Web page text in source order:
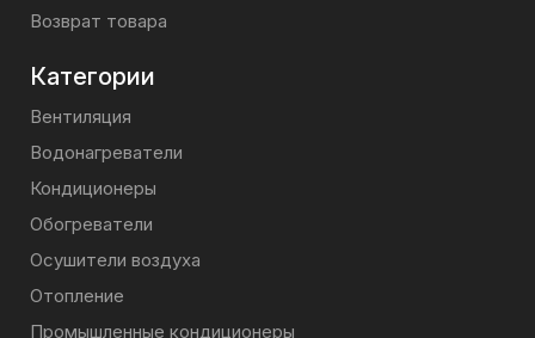
Возврат товара
Категории
Вентиляция
Водонагреватели
Кондиционеры
Обогреватели
Осушители воздуха
Отопление
Промышленные кондиционеры